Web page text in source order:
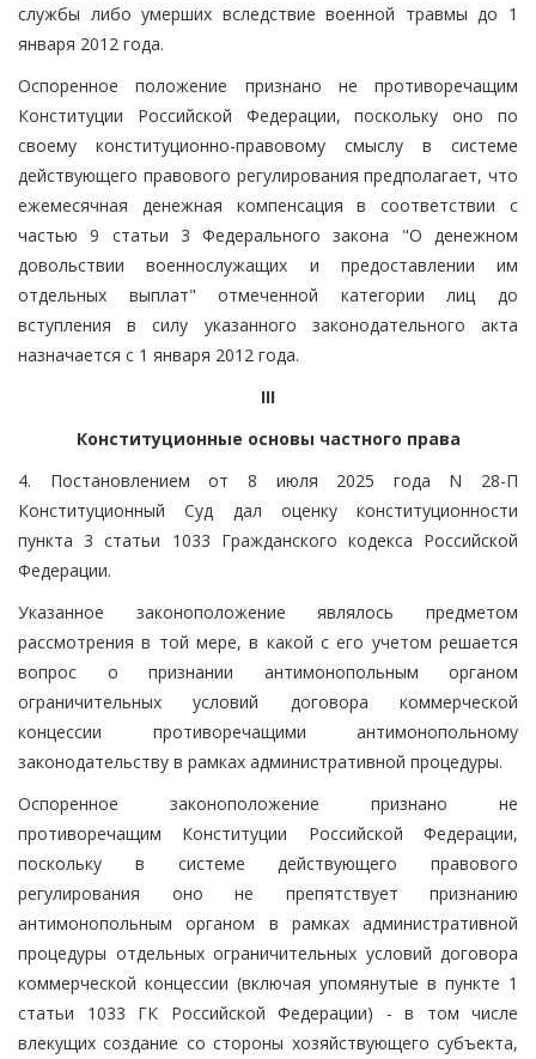
службы либо умерших вследствие военной травмы до 1
января 2012 года.
Оспоренное положение признано не противоречащим
Конституции Российской Федерации, поскольку оно по
своему конституционно-правовому смыслу в системе
действующего правового регулирования предполагает, что
ежемесячная денежная компенсация в соответствии с
частью 9 статьи 3 Федерального закона "О денежном
довольствии военнослужащих и предоставлении им
отдельных выплат" отмеченной категории лиц до
вступления в силу указанного законодательного акта
назначается с 1 января 2012 года.
III
Конституционные основы частного права
4. Постановлением от 8 июля 2025 года N 28-П
Конституционный Суд дал оценку конституционности
пункта 3 статьи 1033 Гражданского кодекса Российской
Федерации.
Указанное законоположение являлось предметом
рассмотрения в той мере, в какой с его учетом решается
вопрос о признании антимонопольным органом
ограничительных условий договора коммерческой
концессии противоречащими антимонопольному
законодательству в рамках административной процедуры.
Оспоренное законоположение признано не
противоречащим Конституции Российской Федерации,
поскольку в системе действующего правового
регулирования оно не препятствует признанию
антимонопольным органом в рамках административной
процедуры отдельных ограничительных условий договора
коммерческой концессии (включая упомянутые в пункте 1
статьи 1033 ГК Российской Федерации) - в том числе
влекущих создание со стороны хозяйствующего субъекта,